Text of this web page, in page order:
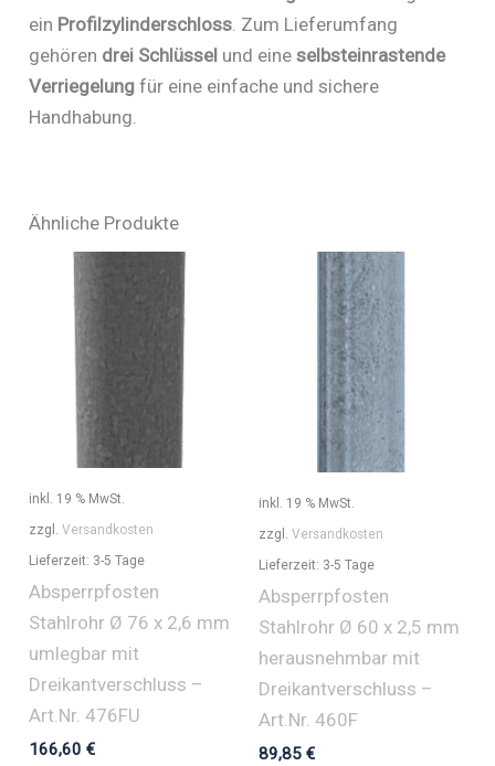
ein Profilzylinderschloss. Zum Lieferumfang
gehören drei Schlüssel und eineselbsteinrastende
Verriegelung für eine einfache und sichere
Handhabung.
Ähnliche Produkte
inkl. 19 % MwSt.
zzgl.Versandkosten
Lieferzeit: 3-5 Tage
Absperrpfosten
Stahlrohr Ø 76 x 2,6 mm
umlegbar mit
Dreikantverschluss –
Art.Nr. 476FU
166,60€
inkl. 19 % MwSt.
zzgl. Versandkosten
Lieferzeit: 3-5 Tage
Absperrpfosten
Stahlrohr Ø 60 x 2,5 mm
herausnehmbar mit
Dreikantverschluss –
Art.Nr. 460F
89,85 €